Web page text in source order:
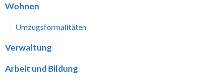
Wohnen
Umzugsformalitäten
Verwaltung
Arbeit und Bildung